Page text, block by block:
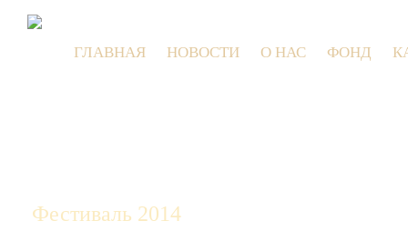
ГЛАВНАЯ НОВОСТИ О НАС ФОНД
Фестиваль 2014